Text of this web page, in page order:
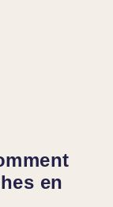
en